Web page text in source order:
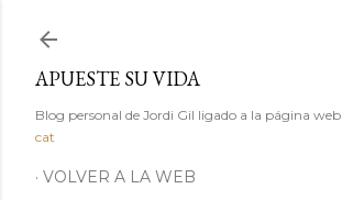
APUESTE SU VIDA
Blog personal de Jordi Gil ligado a la página web
cat
VOLVER A LA WEB